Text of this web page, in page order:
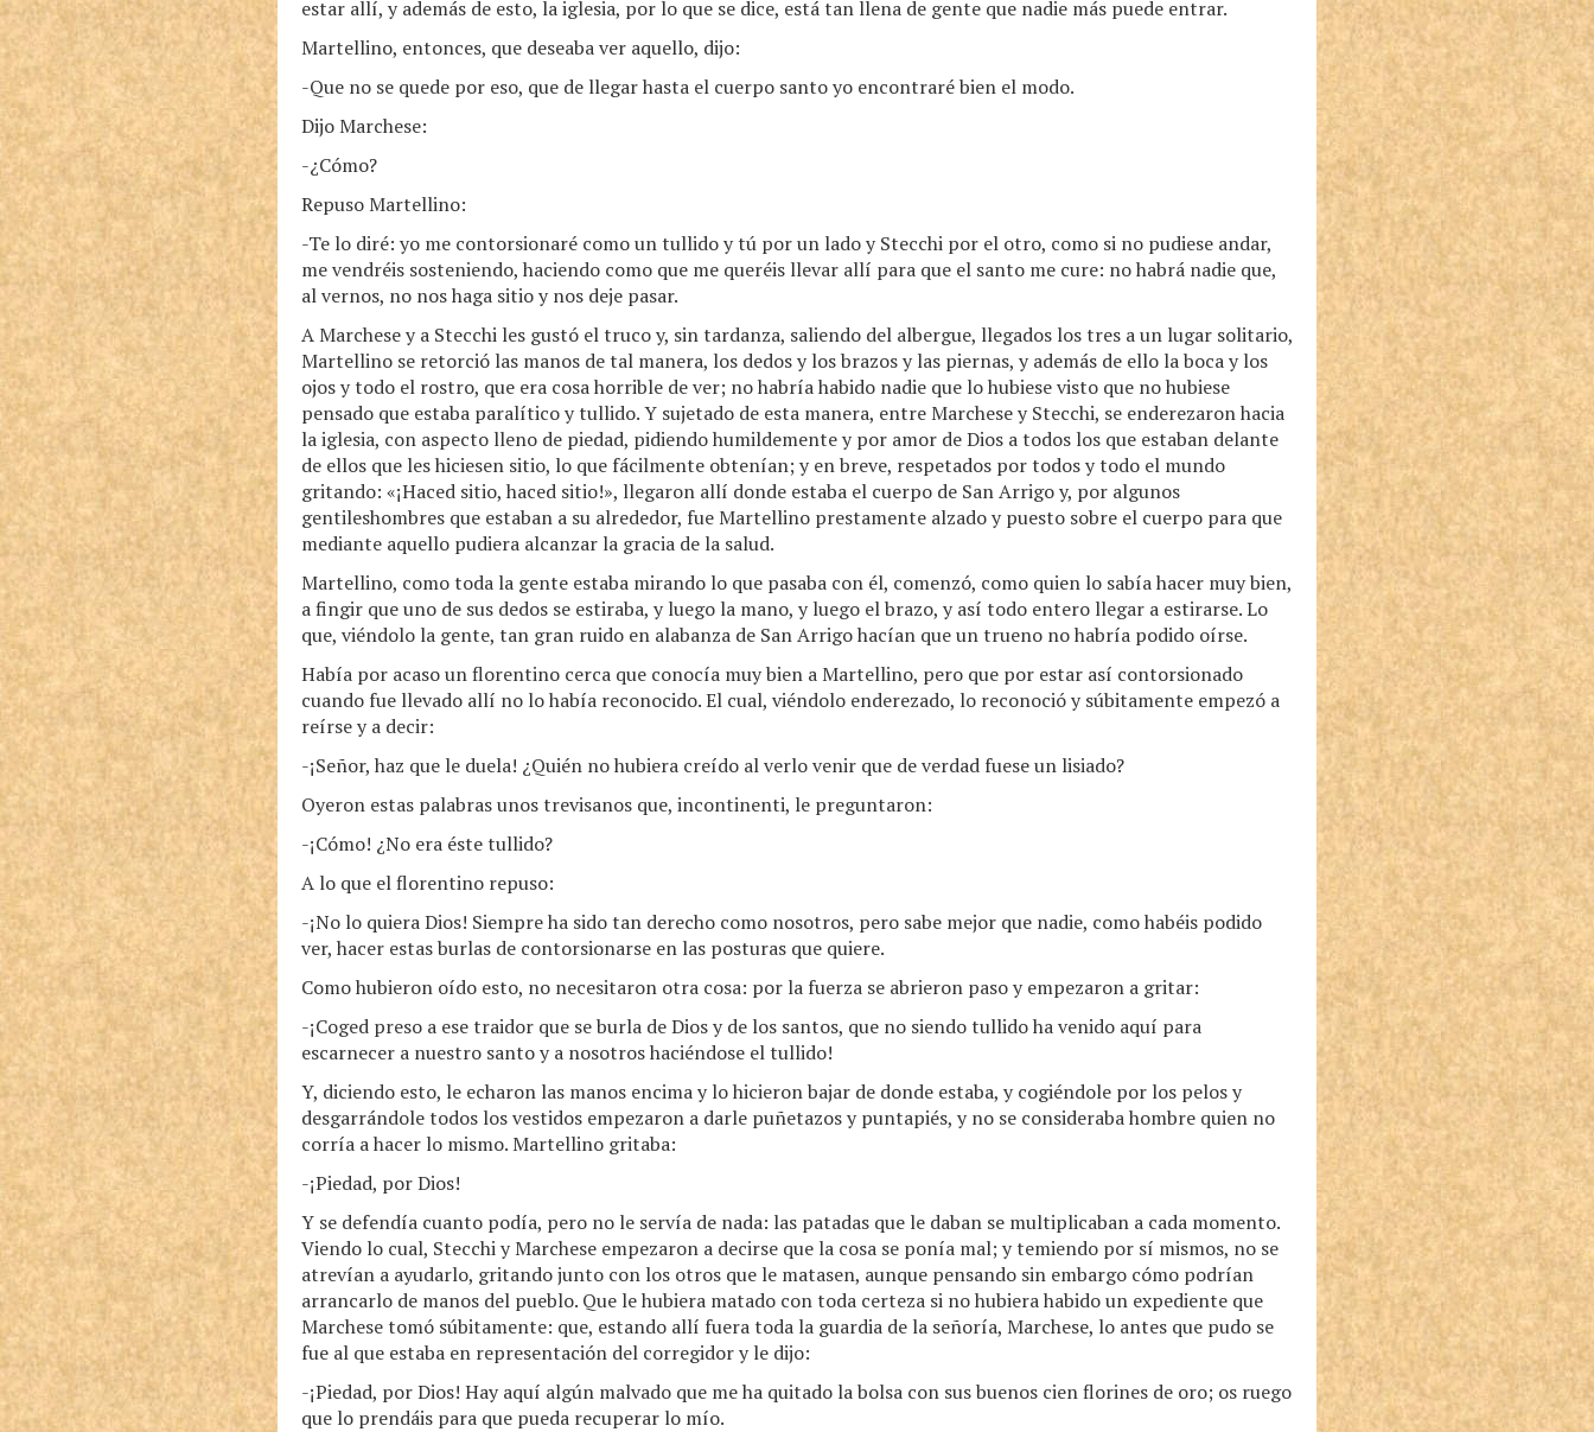
estar allí, y además de esto, la iglesia, por lo que se dice, está tan llena de gente que nadie más puede entrar.
Martellino, entonces, que deseaba ver aquello, dijo:
-Que no se quede por eso, que de llegar hasta el cuerpo santo yo encontraré bien el modo.
Dijo Marchese:
-¿Cómo?
Repuso Martellino:
-Te lo diré: yo me contorsionaré como un tullido y tú por un lado y Stecchi por el otro, como si no pudiese andar,
me vendréis sosteniendo, haciendo como que me queréis llevar allí para que el santo me cure: no habrá nadie que,
al vernos, no nos haga sitio y nos deje pasar.
A Marchese y a Stecchi les gustó el truco y, sin tardanza, saliendo del albergue, llegados los tres a un lugar solitario,
Martellino se retorció las manos de tal manera, los dedos y los brazos y las piernas, y además de ello la boca y los
ojos y todo el rostro, que era cosa horrible de ver; no habría habido nadie que lo hubiese visto que no hubiese
pensado que estaba paralítico y tullido. Y sujetado de esta manera, entre Marchese y Stecchi, se enderezaron hacia
la iglesia, con aspecto lleno de piedad, pidiendo humildemente y por amor de Dios a todos los que estaban delante
de ellos que les hiciesen sitio, lo que fácilmente obtenían; y en breve, respetados por todos y todo el mundo
gritando: «¡Haced sitio, haced sitio!», llegaron allí donde estaba el cuerpo de San Arrigo y, por algunos
gentileshombres que estaban a su alrededor, fue Martellino prestamente alzado y puesto sobre el cuerpo para que
mediante aquello pudiera alcanzar la gracia de la salud.
Martellino, como toda la gente estaba mirando lo que pasaba con él, comenzó, como quien lo sabía hacer muy bien,
a fingir que uno de sus dedos se estiraba, y luego la mano, y luego el brazo, y así todo entero llegar a estirarse. Lo
que, viéndolo la gente, tan gran ruido en alabanza de San Arrigo hacían que un trueno no habría podido oírse.
Había por acaso un florentino cerca que conocía muy bien a Martellino, pero que por estar así contorsionado
cuando fue llevado allí no lo había reconocido. El cual, viéndolo enderezado, lo reconoció y súbitamente empezó a
reírse y a decir:
-¡Señor, haz que le duela! ¿Quién no hubiera creído al verlo venir que de verdad fuese un lisiado?
Oyeron estas palabras unos trevisanos que, incontinenti, le preguntaron:
-¡Cómo! ¿No era éste tullido?
A lo que el florentino repuso:
-¡No lo quiera Dios! Siempre ha sido tan derecho como nosotros, pero sabe mejor que nadie, como habéis podido
ver, hacer estas burlas de contorsionarse en las posturas que quiere.
Como hubieron oído esto, no necesitaron otra cosa: por la fuerza se abrieron paso y empezaron a gritar:
-¡Coged preso a ese traidor que se burla de Dios y de los santos, que no siendo tullido ha venido aquí para
escarnecer a nuestro santo y a nosotros haciéndose el tullido!
Y, diciendo esto, le echaron las manos encima y lo hicieron bajar de donde estaba, y cogiéndole por los pelos y
desgarrándole todos los vestidos empezaron a darle puñetazos y puntapiés, y no se consideraba hombre quien no
corría a hacer lo mismo. Martellino gritaba:
-¡Piedad, por Dios!
Y se defendía cuanto podía, pero no le servía de nada: las patadas que le daban se multiplicaban a cada momento.
Viendo lo cual, Stecchi y Marchese empezaron a decirse que la cosa se ponía mal; y temiendo por sí mismos, no se
atrevían a ayudarlo, gritando junto con los otros que le matasen, aunque pensando sin embargo cómo podrían
arrancarlo de manos del pueblo. Que le hubiera matado con toda certeza si no hubiera habido un expediente que
Marchese tomó súbitamente: que, estando allí fuera toda la guardia de la señoría, Marchese, lo antes que pudo se
fue al que estaba en representación del corregidor y le dijo:
-¡Piedad, por Dios! Hay aquí algún malvado que me ha quitado la bolsa con sus buenos cien florines de oro; os ruego
que lo prendáis para que pueda recuperar lo mío.